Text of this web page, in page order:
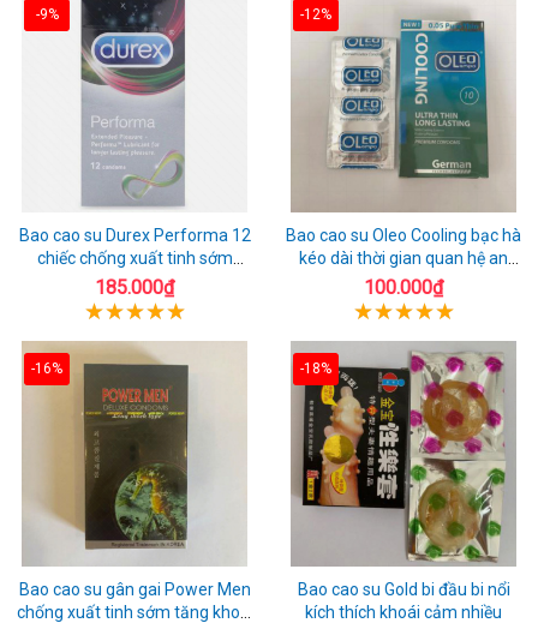
-9%
Bao cao su Durex Performa 12
chiếc chống xuất tinh sớm
chuẩn Thái Lan
185.000₫
-12%
Bao cao su Oleo Cooling bạc hà
kéo dài thời gian quan hệ an
toàn
100.000₫
-16%
Bao cao su gân gai Power Men
chống xuất tinh sớm tăng khoái
-18%
Bao cao su Gold bi đầu bi nổi
kích thích khoái cảm nhiều